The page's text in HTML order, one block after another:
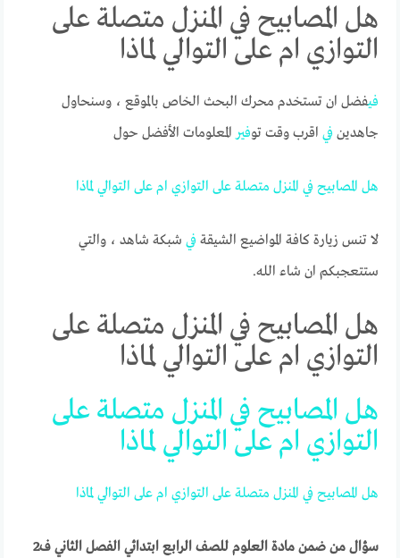
هل المصابيح في المنزل متصلة على
التوازي ام على التوالي لماذا
فيفضل ان تستخدم محرك البحث الخاص بالموقع ، وسنحاول
جاهدينفي اقرب وقت توفي ر المعلومات الأفضل حول
هل المصابيح في المنزل متصلة على التوازي ام على التوالي لماذا
لا تنس زيارة كافة المواضيع الشيقةفي شبكة شاهد ، والتي
ستتعجبكم ان شاء الله.
هل المصابيح في المنزل متصلة على
التوازي ام على التوالي لماذا
هل المصابيح في المنزل متصلة على
التوازي ام على التوالي لماذا
هل المصابيح في المنزل متصلة على التوازي ام على التوالي لماذا
سؤال من ضمن مادة العلوم للصف الرابع ابتدائي الفصل الثاني ف2